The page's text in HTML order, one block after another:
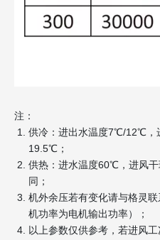
注：
供冷：进出水温度7℃/12℃，
19.5℃；
供热：进水温度60℃，进风
同；
机外余压若有变化请与格灵
机功率为电机输出功率）；
以上参数仅供参考，若进风